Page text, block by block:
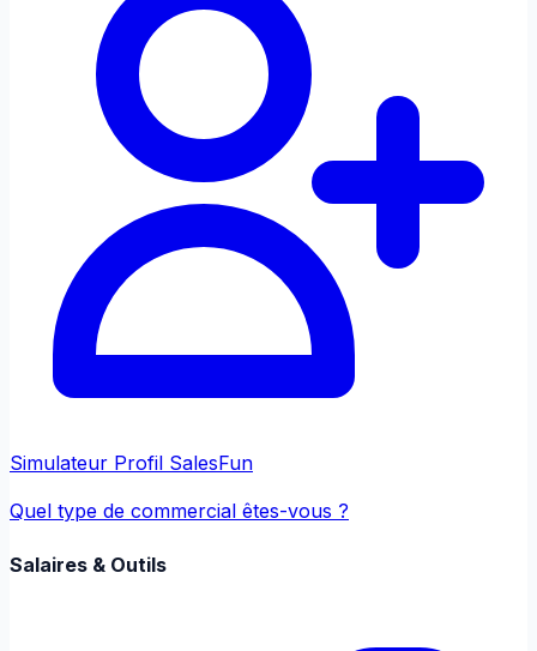
Simulateur Profil SalesFun
Quel type de commercial êtes-vous ?
Salaires & Outils